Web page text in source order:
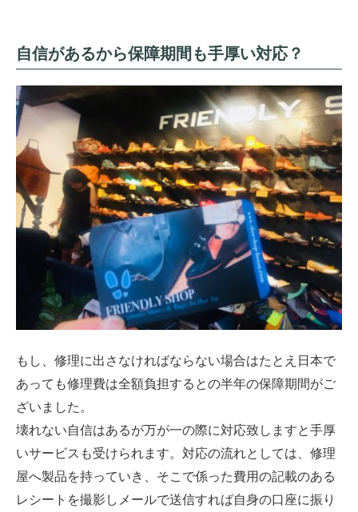
自信があるから保障期間も手厚い対応？
もし、修理に出さなければならない場合はたとえ日本で
あっても修理費は全額負担するとの半年の保障期間がご
ざいました。
壊れない自信はあるが万が一の際に対応致しますと手厚
いサービスも受けられます。対応の流れとしては、修理
屋へ製品を持っていき、そこで係った費用の記載のある
レシートを撮影しメールで送信すれば自身の口座に振り